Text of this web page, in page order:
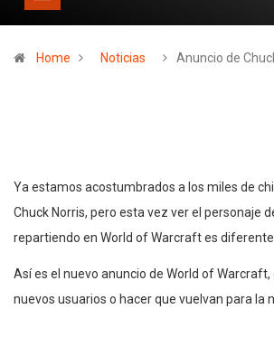
Home Noticias Anuncio de
Ya estamos acostumbrados a los miles de
Chuck Norris, pero esta vez ver el personaje
repartiendo en World of Warcraft es diferente.
Así es el nuevo anuncio de World of
nuevos usuarios o hacer que vuelvan para la